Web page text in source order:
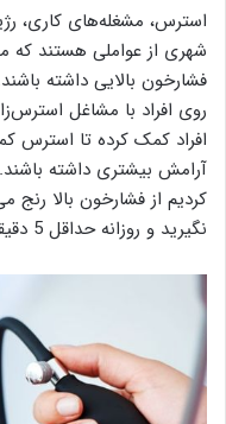
استرس، مشغله‌های کاری،
شهری از عواملی هستند که
فشارخون بالایی داشته
روی افراد با مشاغل
افراد کمک کرده تا استرس
آرامش بیشتری داشته
کردیم از فشارخون بالا رنج
نگیرید و روزانه حداقل 5 دقیقه پای خود را ماساژ دهید.